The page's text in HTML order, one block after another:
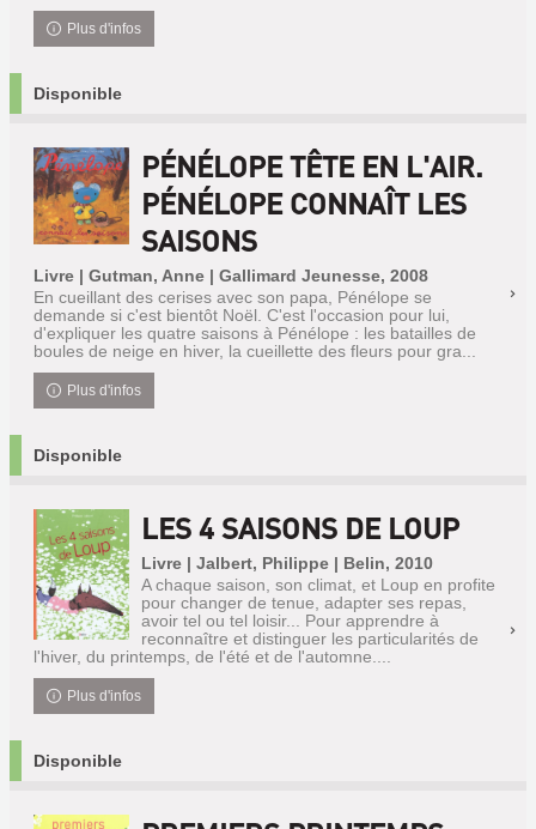
Plus d'infos
Disponible
PÉNÉLOPE TÊTE EN L'AIR.
PÉNÉLOPE CONNAÎT LES
SAISONS
Livre | Gutman, Anne | Gallimard Jeunesse, 2008
En cueillant des cerises avec son papa, Pénélope se
demande si c'est bientôt Noël. C'est l'occasion pour lui,
d'expliquer les quatre saisons à Pénélope : les batailles de
boules de neige en hiver, la cueillette des fleurs pour gra...
Plus d'infos
Disponible
LES 4 SAISONS DE LOUP
Livre | Jalbert, Philippe | Belin, 2010
A chaque saison, son climat, et Loup en profite
pour changer de tenue, adapter ses repas,
avoir tel ou tel loisir... Pour apprendre à
reconnaître et distinguer les particularités de
l'hiver, du printemps, de l'été et de l'automne....
Plus d'infos
Disponible